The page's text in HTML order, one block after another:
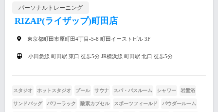
パーソナルトレーニング
RIZAP(ライザップ)町田店
東京都町田市原町田4丁目-5-8 町田イーストビル 3F
小田急線 町田駅 東口 徒歩5分 JR横浜線 町田駅 北口 徒歩5分
スタジオ ホットスタジオ プール サウナ スパ・バスルーム シャワー 岩盤浴
サンドバッグ パワーラック 酸素カプセル スポーツフィールド パウダールーム